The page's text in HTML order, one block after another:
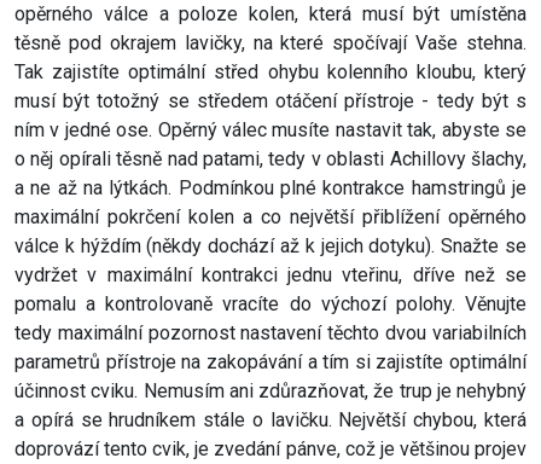
opěrného válce a poloze kolen, která musí být umístěna
těsně pod okrajem lavičky, na které spočívají Vaše stehna.
Tak zajistíte optimální střed ohybu kolenního kloubu, který
musí být totožný se středem otáčení přístroje - tedy být s
ním v jedné ose. Opěrný válec musíte nastavit tak, abyste se
o něj opírali těsně nad patami, tedy v oblasti Achillovy šlachy,
a ne až na lýtkách. Podmínkou plné kontrakce hamstringů je
maximální pokrčení kolen a co největší přiblížení opěrného
válce k hýždím (někdy dochází až k jejich dotyku). Snažte se
vydržet v maximální kontrakci jednu vteřinu, dříve než se
pomalu a kontrolovaně vracíte do výchozí polohy. Věnujte
tedy maximální pozornost nastavení těchto dvou variabilních
parametrů přístroje na zakopávání a tím si zajistíte optimální
účinnost cviku. Nemusím ani zdůrazňovat, že trup je nehybný
a opírá se hrudníkem stále o lavičku. Největší chybou, která
doprovází tento cvik, je zvedání pánve, což je většinou projev